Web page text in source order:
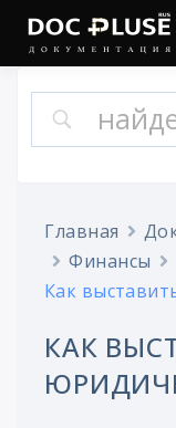
Главная
Финансы
Как
КАК